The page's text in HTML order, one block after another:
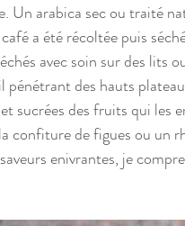
Un arabica sec ou traité
a été récoltée puis
avec soin sur des lits
des hauts
sucrées des fruits qui les
confiture de figues ou un
enivrantes, je